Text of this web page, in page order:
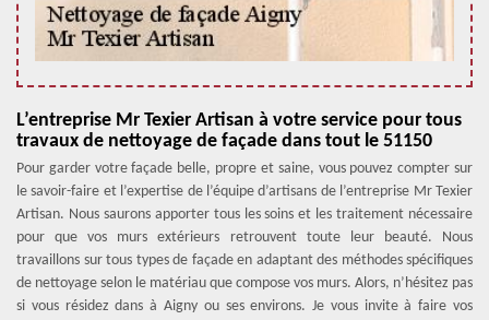
L’entreprise Mr Texier Artisan à votre service pour tous
travaux de nettoyage de façade dans tout le 51150
Pour garder votre façade belle, propre et saine, vous pouvez compter sur
le savoir-faire et l’expertise de l’équipe d’artisans de l’entreprise Mr Texier
Artisan. Nous saurons apporter tous les soins et les traitement nécessaire
pour que vos murs extérieurs retrouvent toute leur beauté. Nous
travaillons sur tous types de façade en adaptant des méthodes spécifiques
de nettoyage selon le matériau que compose vos murs. Alors, n’hésitez pas
si vous résidez dans à Aigny ou ses environs. Je vous invite à faire vos